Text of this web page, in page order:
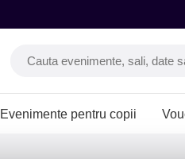
Evenimente pentru copii